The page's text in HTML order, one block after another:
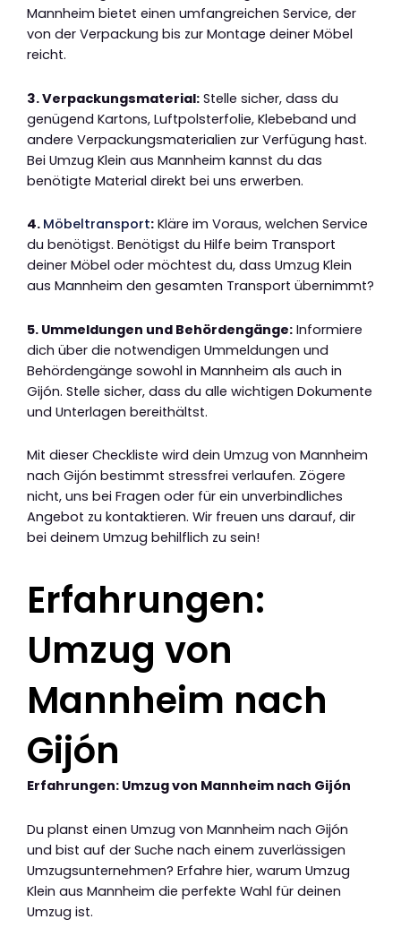
Mannheim bietet einen umfangreichen Service, der
von der Verpackung bis zur Montage deiner Möbel
reicht.
3. Verpackungsmaterial: Stelle sicher, dass du
genügend Kartons, Luftpolsterfolie, Klebeband und
andere Verpackungsmaterialien zur Verfügung hast.
Bei Umzug Klein aus Mannheim kannst du das
benötigte Material direkt bei uns erwerben.
4. Möbeltransport: Kläre im Voraus, welchen Service
du benötigst. Benötigst du Hilfe beim Transport
deiner Möbel oder möchtest du, dass Umzug Klein
aus Mannheim den gesamten Transport übernimmt?
5. Ummeldungen und Behördengänge: Informiere
dich über die notwendigen Ummeldungen und
Behördengänge sowohl in Mannheim als auch in
Gijón. Stelle sicher, dass du alle wichtigen Dokumente
und Unterlagen bereithältst.
Mit dieser Checkliste wird dein Umzug von Mannheim
nach Gijón bestimmt stressfrei verlaufen. Zögere
nicht, uns bei Fragen oder für ein unverbindliches
Angebot zu kontaktieren. Wir freuen uns darauf, dir
bei deinem Umzug behilflich zu sein!
Erfahrungen:
Umzug von
Mannheim nach
Gijón
Erfahrungen: Umzug von Mannheim nach Gijón
Du planst einen Umzug von Mannheim nach Gijón
und bist auf der Suche nach einem zuverlässigen
Umzugsunternehmen? Erfahre hier, warum Umzug
Klein aus Mannheim die perfekte Wahl für deinen
Umzug ist.